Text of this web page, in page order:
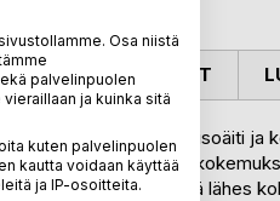
äiti, sijaisäiti, isoäiti ja
arjesta omakohtaisia
elämää lähes
Osa niistä
palvelinpuolen
ja kuinka sitä
kuten palvelinpuolen
kautta voidaan käyttää
ja IP-osoitteita.